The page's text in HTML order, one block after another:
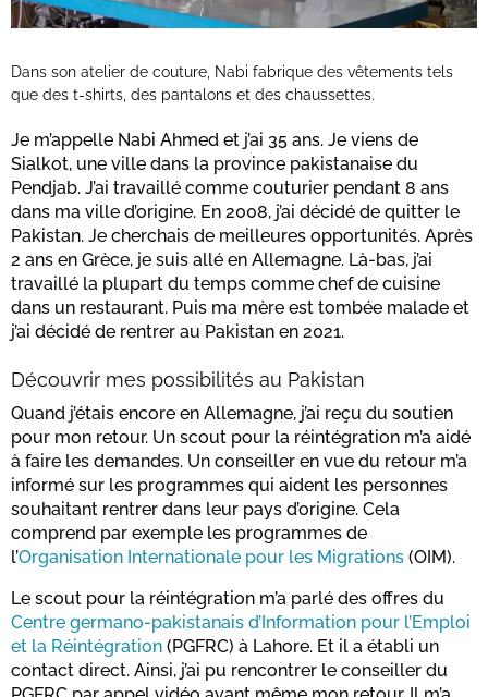
Dans son atelier de couture, Nabi fabrique des vêtements tels
que des t-shirts, des pantalons et des chaussettes.
Je m’appelle Nabi Ahmed et j’ai 35 ans. Je viens de
Sialkot, une ville dans la province pakistanaise du
Pendjab. J’ai travaillé comme couturier pendant 8 ans
dans ma ville d’origine. En 2008, j’ai décidé de quitter le
Pakistan. Je cherchais de meilleures opportunités. Après
2 ans en Grèce, je suis allé en Allemagne. Là-bas, j’ai
travaillé la plupart du temps comme chef de cuisine
dans un restaurant. Puis ma mère est tombée malade et
j’ai décidé de rentrer au Pakistan en 2021.
Découvrir mes possibilités au Pakistan
Quand j’étais encore en Allemagne, j’ai reçu du soutien
pour mon retour. Un scout pour la réintégration m’a aidé
à faire les demandes. Un conseiller en vue du retour m’a
informé sur les programmes qui aident les personnes
souhaitant rentrer dans leur pays d’origine. Cela
comprend par exemple les programmes de
l’Organisation Internationale pour les Migrations (OIM).
Le scout pour la réintégration m’a parlé des offres du
Centre germano-pakistanais d’Information pour l’Emploi
et la Réintégration (PGFRC) à Lahore. Et il a établi un
contact direct. Ainsi, j’ai pu rencontrer le conseiller du